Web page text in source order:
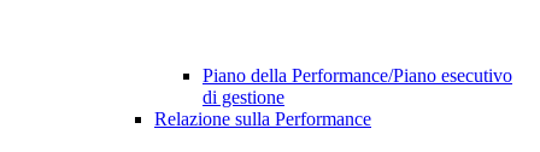
Piano della Performance/Piano esecutivo
di gestione
Relazione sulla Performance